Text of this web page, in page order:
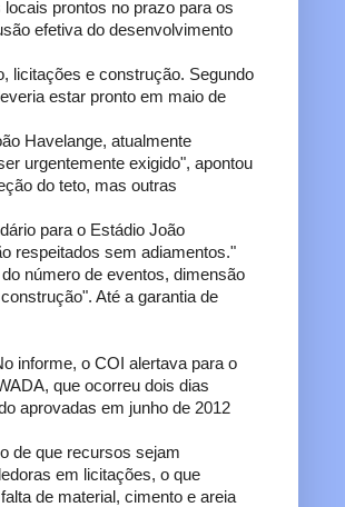
prontos no prazo para os
efetiva do desenvolvimento
licitações e construção. Segundo
estar pronto em maio de
Havelange, atualmente
urgentemente exigido", apontou
do teto, mas outras
para o Estádio João
respeitados sem adiamentos."
número de eventos, dimensão
Até a garantia de
informe, o COI alertava para o
que ocorreu dois dias
aprovadas em junho de 2012
de que recursos sejam
em licitações, o que
de material, cimento e areia